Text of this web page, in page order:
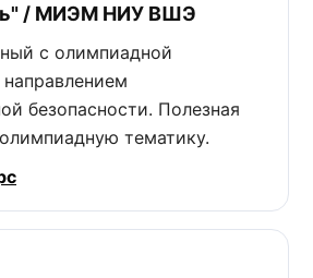
/ МИЭМ НИУ ВШЭ
с олимпиадной
безопасности. Полезная
тематику.